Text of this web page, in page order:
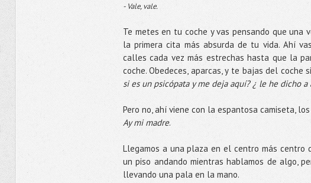
- Vale, vale.
Te metes en tu coche y vas pensando que una
la primera cita más absurda de tu vida. Ahí
calles cada vez más estrechas hasta que la
coche. Obedeces, aparcas, y te bajas del
si es un psicópata y me deja aquí? ¿ le he dicho
Pero no, ahí viene con la espantosa camiseta,
Ay mi madre.
Llegamos a una plaza en el centro más centro
un piso andando mientras hablamos de algo,
llevando una pala en la mano.